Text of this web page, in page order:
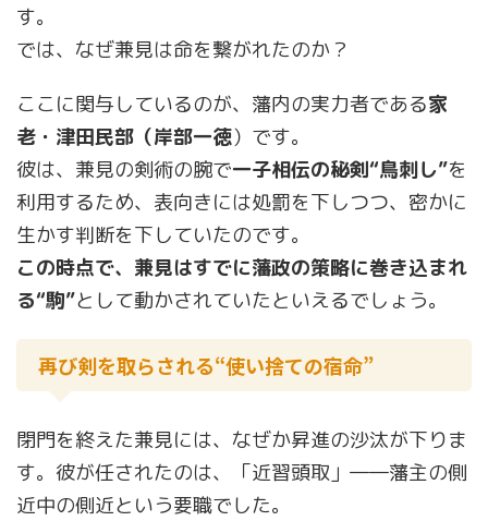
す。
では、なぜ兼見は命を繋がれたのか？
ここに関与しているのが、藩内の実力者である家
老・津田民部（岸部一徳）です。
彼は、兼見の剣術の腕で一子相伝の秘剣“鳥刺し”を
利用するため、表向きには処罰を下しつつ、密かに
生かす判断を下していたのです。
この時点で、兼見はすでに藩政の策略に巻き込まれ
る“駒”として動かされていたといえるでしょう。
再び剣を取らされる“使い捨ての宿命”
閉門を終えた兼見には、なぜか昇進の沙汰が下りま
す。彼が任されたのは、「近習頭取」――藩主の側
近中の側近という要職でした。